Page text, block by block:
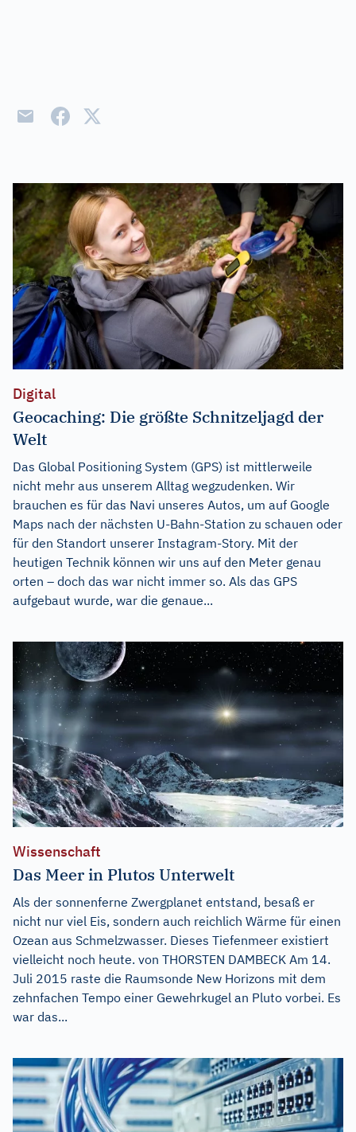
Digital
Geocaching: Die größte Schnitzeljagd der
Welt
Das Global Positioning System (GPS) ist mittlerweile
nicht mehr aus unserem Alltag wegzudenken. Wir
brauchen es für das Navi unseres Autos, um auf Google
Maps nach der nächsten U-Bahn-Station zu schauen oder
für den Standort unserer Instagram-Story. Mit der
heutigen Technik können wir uns auf den Meter genau
orten – doch das war nicht immer so. Als das GPS
aufgebaut wurde, war die genaue...
Wissenschaft
Das Meer in Plutos Unterwelt
Als der sonnenferne Zwergplanet entstand, besaß er
nicht nur viel Eis, sondern auch reichlich Wärme für einen
Ozean aus Schmelzwasser. Dieses Tiefenmeer existiert
vielleicht noch heute. von THORSTEN DAMBECK Am 14.
Juli 2015 raste die Raumsonde New Horizons mit dem
zehnfachen Tempo einer Gewehrkugel an Pluto vorbei. Es
war das...